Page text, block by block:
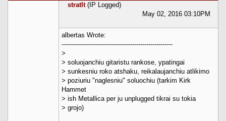
stratlt (IP Logged)
May 02, 2016 03:10PM
albertas Wrote:
-------------------------------------------------------
>
> soluojanchiu gitaristu rankose, ypatingai
> sunkesniu roko atshaku, reikalaujanchiu atlikimo
> poziuriu "naglesniu" soluochiu (tarkim Kirk
Hammet
> ish Metallica per ju unplugged tikrai su tokia
> grojo)